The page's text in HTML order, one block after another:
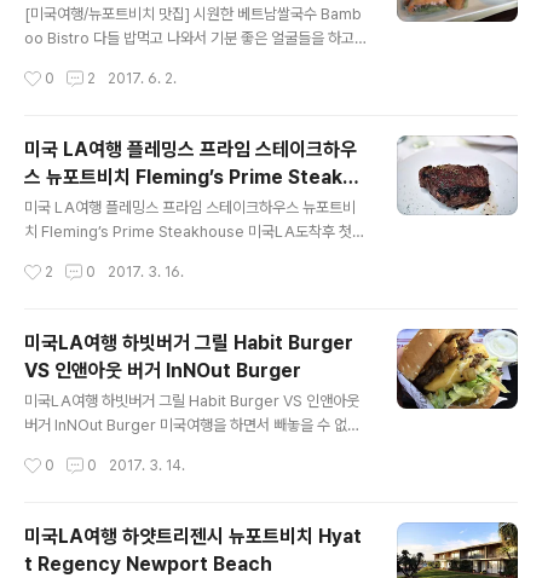
고 안쪽에는 따로 룸이 있어서 단체로 방문할 경우 그쪽으
로 안내해주시는 것 같더군요. ▲ 식전빵.. 빵이 빵이죠..
이크 등장! ▲ 미리미리 주문을 잘 넣어주신 스트롱의 배대
[미국여행/뉴포트비치 맛집] 시원한 베트남쌀국수 Bamb
oo Bistro 다들 밥먹고 나와서 기분 좋은 얼굴들을 하고
비치맛집 Bamboo Bistro ..점심시간이라 사람들도 북적
때 아침겸 점심으로 베트남쌀국수는 정말 맛있는 것 같아
요 실패 확율이 적기도 하구요. ▲ 소스는 특이한게 없지
만..같이 주는 야채들은 숙주와 더불어서 한국과는 다른 점
들이 있네요. ▲ 월남쌈도 독특했는데..안에 춘권 튀긴걸
같이 넣어서 바삭함이 남 다릅니다.이날 최고의 메뉴이기
맛있어요.. 맛보다는 특이한 식감!! ▲ 전날의 음주행각 때
0 2 2017. 6. 2.
미국 LA여행 플레밍스 프라임 스테이크하우
스 뉴포트비치 Fleming’s Prime Steakho
use
미국 LA여행 플레밍스 프라임 스테이크하우스 뉴포트비
치 Fleming’s Prime Steakhouse 미국LA도착후 첫
밍스 프라임 스테이크하우스로 향했습니다.머물고 있던 하
0분 내외로 차로 이동하시면 됩니다.위치상으로 상당히 가
까워서 식사나 쇼핑하기 좋더군요. 패션아일랜드는 나중에
도 몇번 들렸답니다. 플레밍스 프라임 스테이크하우스 뉴
포트비치 식전빵.. 주문은 드라이에이징 립아이 스테이크
로 주문했습니다. 음식은 다들 다른걸 주문했는데..일단 미
격은 비싼 편이지만 먹고나면 만족도논 꽤 높더라구요. 특
2 0 2017. 3. 16.
미국LA여행 하빗버거 그릴 Habit Burger
VS 인앤아웃 버거 InNOut Burger
미국LA여행 하빗버거 그릴 Habit Burger VS 인앤아웃
버거 InNOut Burger 미국여행을 하면서 빼놓을 수 없는
거를 비롯해서하빗버거그릴 그리고 인앤아웃까지 나름 버
꼭 들려보시면 좋을 것 같네요.두집이 비슷하지만 차이점
도 있고 무엇보다 저렴하게 한끼를 해결하기에는 버거 만
0 0 2017. 3. 14.
미국LA여행 하얏트리젠시 뉴포트비치 Hyat
t Regency Newport Beach